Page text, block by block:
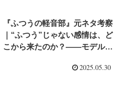
『ふつうの軽音部』元ネタ考察
｜“ふつう”じゃない感情は、ど
こから来たのか？――モデルや
アル”の輪郭を炙り出す。2025.05.30